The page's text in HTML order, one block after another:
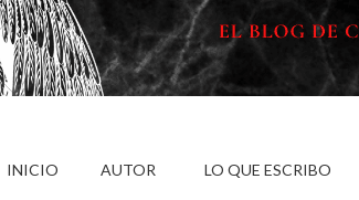
INICIO AUTOR LO QUE ESCRIBO